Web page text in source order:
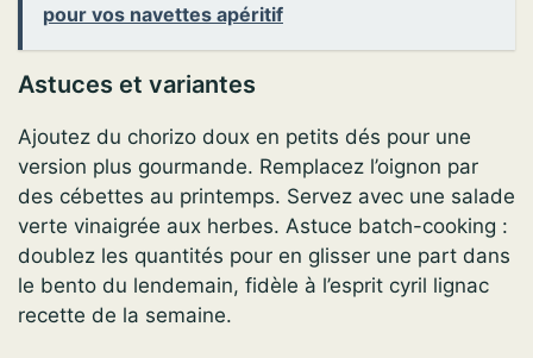
pour vos navettes apéritif
Astuces et variantes
Ajoutez du chorizo doux en petits dés pour une
version plus gourmande. Remplacez l’oignon par
des cébettes au printemps. Servez avec une salade
verte vinaigrée aux herbes. Astuce batch-cooking :
doublez les quantités pour en glisser une part dans
le bento du lendemain, fidèle à l’esprit cyril lignac
recette de la semaine.